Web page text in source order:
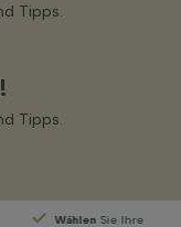
Tipps.
Tipps.